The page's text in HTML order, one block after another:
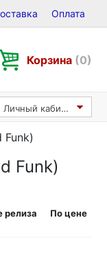
Оплата
Корзина (0)
Личный кабинет
Funk)
Funk)
релиза По цене